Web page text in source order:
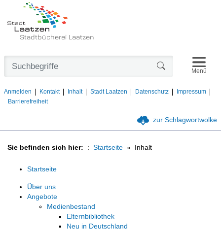
Stadtbücherei Laatzen
Anmelden Kontakt Inhalt Stadt Laatzen Datenschutz
Impressum
Barrierefreiheit
Menü
zur Schlagwortwolke
Sie befinden sich hier: Startseite Inhalt
Startseite
Über uns
Angebote
Medienbestand
Elternbibliothek
Neu in Deutschland